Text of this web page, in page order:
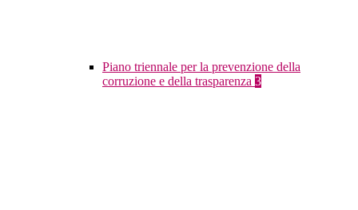
Piano triennale per la prevenzione della
corruzione e della trasparenza 3